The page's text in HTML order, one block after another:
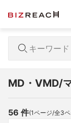
MD・VMD/
56 件(1ページ/全3